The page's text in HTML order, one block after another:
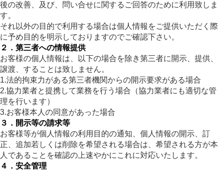
後の改善、及び、問い合せに関するご回答のために利用致しま
す。
それ以外の目的で利用する場合は個人情報をご提供いただく際
に予め目的を明示しておりますのでご確認下さい。
２．第三者への情報提供
お客様の個人情報は、以下の場合を除き第三者に開示、提供、
譲渡、することは致しません。
1.法的拘束力がある第三者機関からの開示要求がある場合
2.協力業者と提携して業務を行う場合（協力業者にも適切な管
理を行います）
3.お客様本人の同意があった場合
３．開示等の請求等
お客様等が個人情報の利用目的の通知、個人情報の開示、訂
正、追加若しくは削除を希望される場合は、希望される方が本
人であることを確認の上速やかにこれに対応いたします。
４．安全管理